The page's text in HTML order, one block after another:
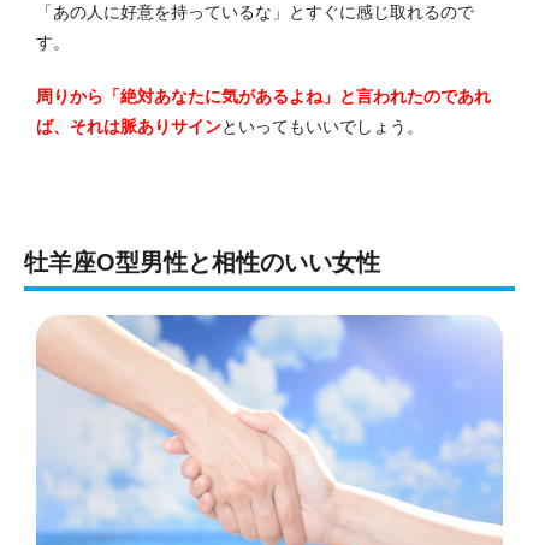
「あの人に好意を持っているな」とすぐに感じ取れるので
す。
周りから「絶対あなたに気があるよね」と言われたのであれ
ば、それは脈ありサインといってもいいでしょう。
牡羊座O型男性と相性のいい女性